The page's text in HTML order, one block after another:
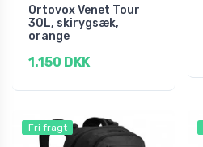
Ortovox Venet Tour
30L, skirygsæk,
orange
1.150 DKK
Fri fragt